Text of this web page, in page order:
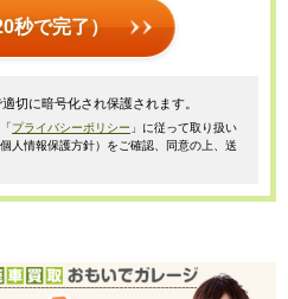
秒で完了）
切に暗号化され保護されます。
プライバシーポリシー 」に従って取り扱い
人情報保護方針）をご確認、同意の上、送